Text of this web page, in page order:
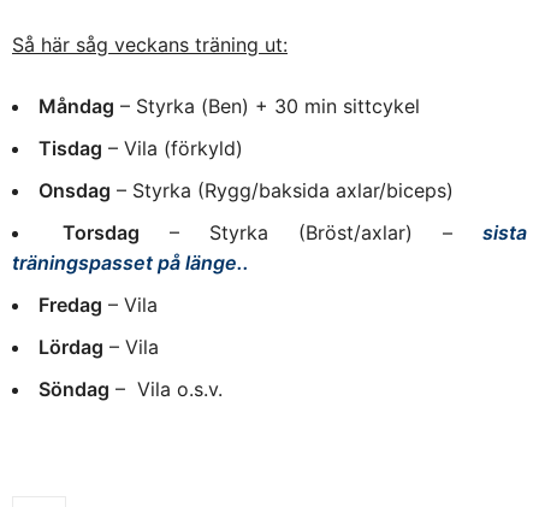
Så här såg veckans träning ut:
Måndag – Styrka (Ben) + 30 min sittcykel
Tisdag – Vila (förkyld)
Onsdag – Styrka (Rygg/baksida axlar/biceps)
Torsdag – Styrka (Bröst/axlar) – sista
träningspasset på länge..
Fredag – Vila
Lördag – Vila
Söndag – Vila o.s.v.